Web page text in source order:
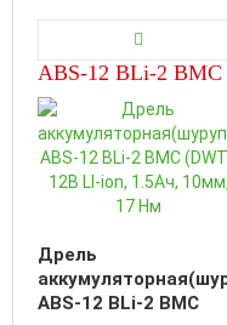
ABS-12 BLi-2 BMC
Дрель
ABS-12 BLi-2 BMC